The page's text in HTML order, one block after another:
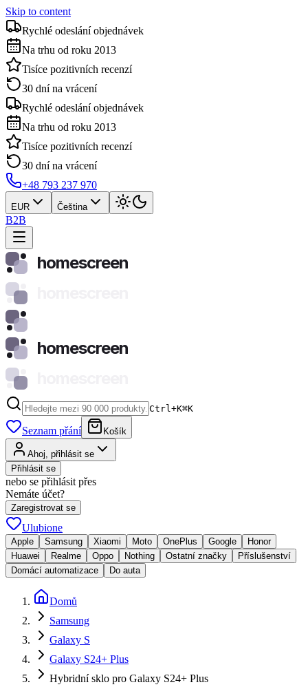
Skip to content
Rychlé odeslání objednávek
Na trhu od roku 2013
Tisíce pozitivních recenzí
30 dní na vrácení
Rychlé odeslání objednávek
Na trhu od roku 2013
Tisíce pozitivních recenzí
30 dní na vrácení
+48 793 237 970
EUR Čeština
B2B
homescreen
homescreen
Ctrl+K⌘K
Seznam přání Košík
Ahoj, přihlásit se
Přihlásit se
nebo se přihlásit přes
Nemáte účet?
Zaregistrovat se
Ulubione
Apple Samsung Xiaomi Moto OnePlus Google
Honor
Huawei
Realme Oppo Nothing Ostatní značky
Příslušenství
Domácí automatizace
Do auta
Domů
Samsung
Galaxy S
Galaxy S24+ Plus
Hybridní sklo pro Galaxy S24+ Plus